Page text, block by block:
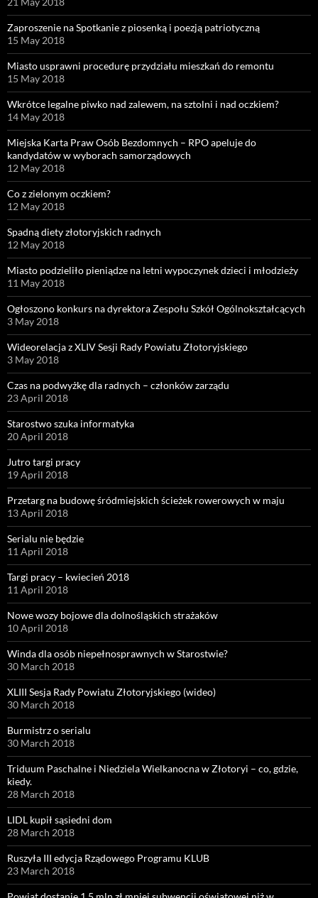
Zaproszenie na Spotkanie z piosenką i poezją patriotyczną
15 May 2018
Miasto usprawni procedurę przydziału mieszkań do remontu
15 May 2018
Wkrótce legalne piwko nad zalewem, na sztolni i nad oczkiem?
14 May 2018
Miejska Karta Praw Osób Bezdomnych – RPO apeluje do
kandydatów w wyborach samorządowych
12 May 2018
Co z zielonym oczkiem?
12 May 2018
Spadną diety złotoryjskich radnych
12 May 2018
Miasto podzieliło pieniądze na letni wypoczynek dzieci i młodzieży
11 May 2018
Ogłoszono konkurs na dyrektora Zespołu Szkół Ogólnokształcących
3 May 2018
Wideorelacja z XLIV Sesji Rady Powiatu Złotoryjskiego
3 May 2018
Czas na podwyżkę dla radnych – członków zarządu
23 April 2018
Starostwo szuka informatyka
20 April 2018
Jutro targi pracy
19 April 2018
Przetarg na budowę śródmiejskich ścieżek rowerowych w maju
13 April 2018
Serialu nie będzie
11 April 2018
Targi pracy – kwiecień 2018
11 April 2018
Nowe wozy bojowe dla dolnośląskich strażaków
10 April 2018
Winda dla osób niepełnosprawnych w Starostwie?
30 March 2018
XLIII Sesja Rady Powiatu Złotoryjskiego (wideo)
30 March 2018
Burmistrz o serialu
30 March 2018
Triduum Paschalne i Niedziela Wielkanocna w Złotoryi – co, gdzie,
kiedy.
28 March 2018
LIDL kupił sąsiedni dom
28 March 2018
Ruszyła III edycja Rządowego Programu KLUB
23 March 2018